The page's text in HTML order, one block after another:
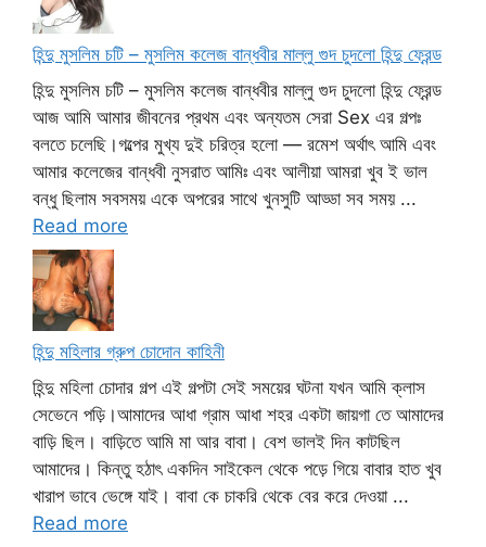
হিন্দু মুসলিম চটি – মুসলিম কলেজ বান্ধবীর মাল্লু গুদ চুদলো হিন্দু ফ্রেন্ড
হিন্দু মুসলিম চটি – মুসলিম কলেজ বান্ধবীর মাল্লু গুদ চুদলো হিন্দু ফ্রেন্ড
আজ আমি আমার জীবনের প্রথম এবং অন্যতম সেরা Sex এর গল্পঃ
বলতে চলেছি।গল্পের মুখ্য দুই চরিত্র হলো — রমেশ অর্থাৎ আমি এবং
আমার কলেজের বান্ধবী নুসরাত আমিঃ এবং আলীয়া আমরা খুব ই ভাল
বন্ধু ছিলাম সবসময় একে অপরের সাথে খুনসুটি আড্ডা সব সময় ...
Read more
হিন্দু মহিলার গ্রুপ চোদোন কাহিনী
হিন্দু মহিলা চোদার গল্প এই গল্পটা সেই সময়ের ঘটনা যখন আমি ক্লাস
সেভেনে পড়ি।আমাদের আধা গ্রাম আধা শহর একটা জায়গা তে আমাদের
বাড়ি ছিল। বাড়িতে আমি মা আর বাবা। বেশ ভালই দিন কাটছিল
আমাদের। কিন্তু হঠাৎ একদিন সাইকেল থেকে পড়ে গিয়ে বাবার হাত খুব
খারাপ ভাবে ভেঙ্গে যাই। বাবা কে চাকরি থেকে বের করে দেওয়া ...
Read more